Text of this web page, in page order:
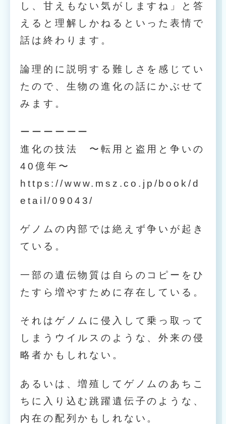
し、甘えもない気がしますね」と答
えると理解しかねるといった表情で
話は終わります。
論理的に説明する難しさを感じてい
たので、生物の進化の話にかぶせて
みます。
ーーーーーー
進化の技法 〜転用と盗用と争いの
40億年〜
https://www.msz.co.jp/book/d
etail/09043/
ゲノムの内部では絶えず争いが起き
ている。
一部の遺伝物質は自らのコピーをひ
たすら増やすために存在している。
それはゲノムに侵入して乗っ取って
しまうウイルスのような、外来の侵
略者かもしれない。
あるいは、増殖してゲノムのあちこ
ちに入り込む跳躍遺伝子のような、
内在の配列かもしれない。